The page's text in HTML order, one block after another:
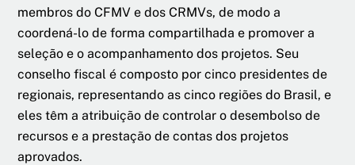
membros do CFMV e dos CRMVs, de modo a
coordená-lo de forma compartilhada e promover a
seleção e o acompanhamento dos projetos. Seu
conselho fiscal é composto por cinco presidentes de
regionais, representando as cinco regiões do Brasil, e
eles têm a atribuição de controlar o desembolso de
recursos e a prestação de contas dos projetos
aprovados.